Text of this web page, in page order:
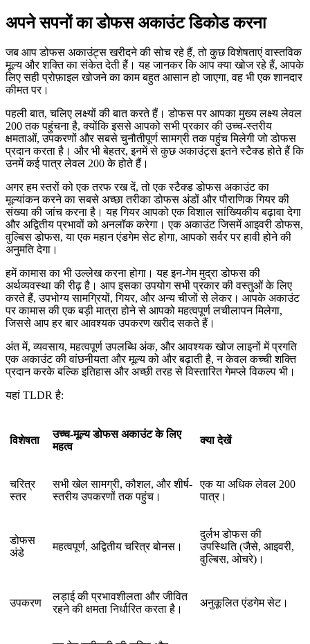
अपने सपनों का डोफस अकाउंट डिकोड करना
जब आप डोफस अकाउंट्स खरीदने की सोच रहे हैं, तो कुछ विशेषताएं वास्तविक
मूल्य और शक्ति का संकेत देती हैं। यह जानकर कि आप क्या खोज रहे हैं, आपके
लिए सही प्रोफ़ाइल खोजने का काम बहुत आसान हो जाएगा, वह भी एक शानदार
कीमत पर।
पहली बात, चलिए लक्ष्यों की बात करते हैं। डोफस पर आपका मुख्य लक्ष्य लेवल
200 तक पहुंचना है, क्योंकि इससे आपको सभी प्रकार की उच्च-स्तरीय
क्षमताओं, उपकरणों और सबसे चुनौतीपूर्ण सामग्री तक पहुंच मिलेगी जो डोफस
प्रदान करता है। और भी बेहतर, इनमें से कुछ अकाउंट्स इतने स्टैक्ड होते हैं कि
उनमें कई पात्र लेवल 200 के होते हैं।
अगर हम स्तरों को एक तरफ रख दें, तो एक स्टैक्ड डोफस अकाउंट का
मूल्यांकन करने का सबसे अच्छा तरीका डोफस अंडों और पौराणिक गियर की
संख्या की जांच करना है। यह गियर आपको एक विशाल सांख्यिकीय बढ़ावा देगा
और अद्वितीय प्रभावों को अनलॉक करेगा। एक अकाउंट जिसमें आइवरी डोफस,
वुल्बिस डोफस, या एक महान एंडगेम सेट होगा, आपको सर्वर पर हावी होने की
अनुमति देगा।
हमें कामास का भी उल्लेख करना होगा। यह इन-गेम मुद्रा डोफस की
अर्थव्यवस्था की रीढ़ है। आप इसका उपयोग सभी प्रकार की वस्तुओं के लिए
करते हैं, उपभोग्य सामग्रियों, गियर, और अन्य चीजों से लेकर। आपके अकाउंट
पर कामास की एक बड़ी मात्रा होने से आपको महत्वपूर्ण लचीलापन मिलेगा,
जिससे आप हर बार आवश्यक उपकरण खरीद सकते हैं।
अंत में, व्यवसाय, महत्वपूर्ण उपलब्धि अंक, और आवश्यक खोज लाइनों में प्रगति
एक अकाउंट की वांछनीयता और मूल्य को और बढ़ाती है, न केवल कच्ची शक्ति
प्रदान करके बल्कि इतिहास और अच्छी तरह से विस्तारित गेमप्ले विकल्प भी।
यहां TLDR है:
विशेषता
उच्च-मूल्य डोफस अकाउंट के लिए
महत्व
क्या देखें
चरित्र
स्तर
सभी खेल सामग्री, कौशल, और शीर्ष-
स्तरीय उपकरणों तक पहुंच।
एक या अधिक लेवल 200
पात्र।
डोफस
अंडे
महत्वपूर्ण, अद्वितीय चरित्र बोनस।
दुर्लभ डोफस की
उपस्थिति (जैसे, आइवरी,
वुल्बिस, ओचरे)।
उपकरण
लड़ाई की प्रभावशीलता और जीवित
रहने की क्षमता निर्धारित करता है।
अनुकूलित एंडगेम सेट।